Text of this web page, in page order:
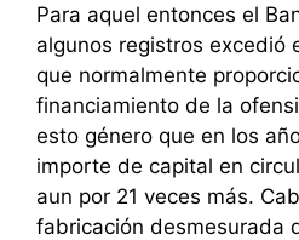
Para aquel entonces el
algunos registros excedió
que normalmente
financiamiento de la
esto género que en los
importe de capital en
aun por 21 veces más.
fabricación desmesurada